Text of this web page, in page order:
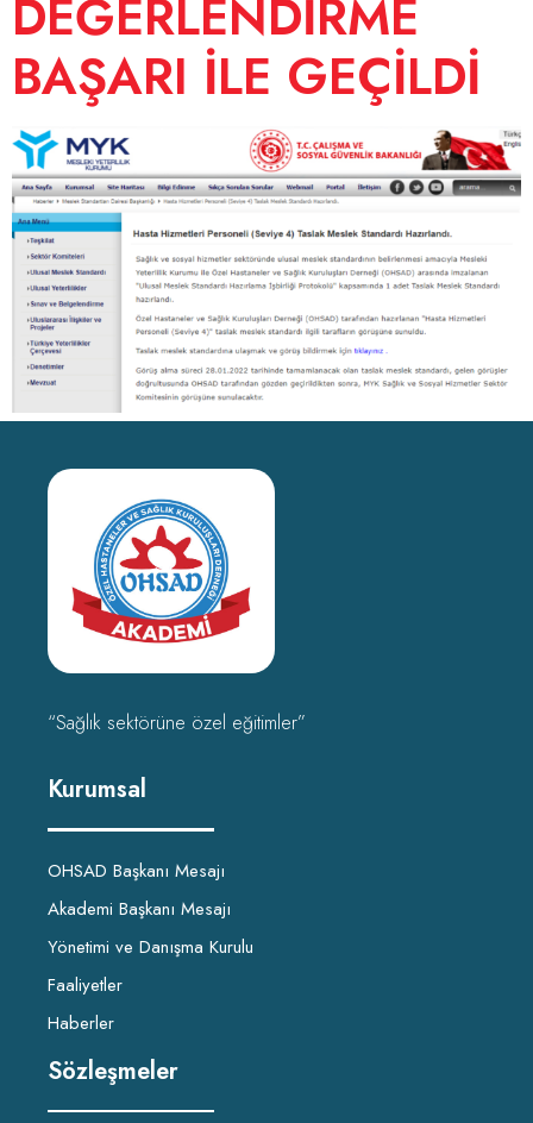
DEĞERLENDİRME
BAŞARI İLE GEÇİLDİ
“Sağlık sektörüne özel eğitimler”
Kurumsal
OHSAD Başkanı Mesajı
Akademi Başkanı Mesajı
Yönetimi ve Danışma Kurulu
Faaliyetler
Haberler
Sözleşmeler